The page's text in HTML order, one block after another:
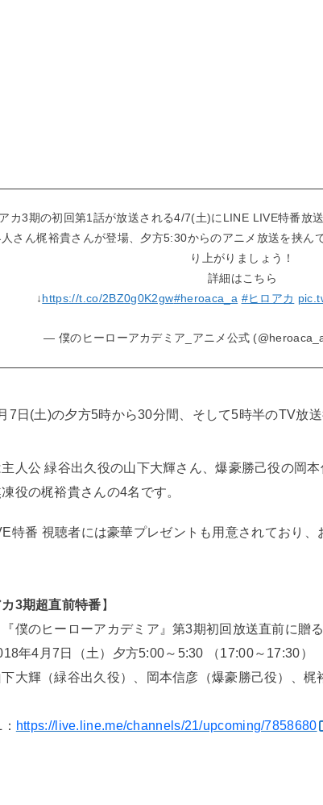
カ3期の初回第1話が放送される4/7(土)にLINE LIVE特番放
人さん梶裕貴さんが登場、夕方5:30からのアニメ放送を挟ん
り上がりましょう！
詳細はこちら
↓https://t.co/2BZ0g0K2gw#heroaca_a #ヒロアカ
— 僕のヒーローアカデミア_アニメ公式
7日(土)の夕方5時から30分間、そして5時半のTV放
人公 緑谷出久役の山下大輝さん、爆豪勝己役の岡
役の梶裕貴さんの4名です。
特番 視聴者には豪華プレゼントも用意されており、
カ3期超直前特番 】
『僕のヒーローアカデミア』第3期初回放送直前に贈
年4月7日（土）夕方5:00～5:30 （17:00～17:30）
大輝（緑谷出久役）、岡本信彦（爆豪勝己役）、梶
https://live.line.me/channels/21/upcoming/7858680